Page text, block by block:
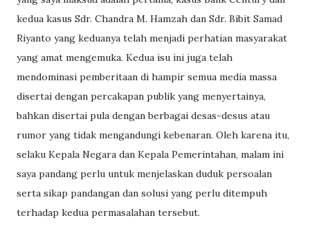
kedua kasus Sdr. Chandra M. Hamzah dan Sdr. Bibit Samad
Riyanto yang keduanya telah menjadi perhatian masyarakat
yang amat mengemuka. Kedua isu ini juga telah
mendominasi pemberitaan di hampir semua media massa
disertai dengan percakapan publik yang menyertainya,
bahkan disertai pula dengan berbagai desas-desus atau
rumor yang tidak mengandungi kebenaran. Oleh karena itu,
selaku Kepala Negara dan Kepala Pemerintahan, malam ini
saya pandang perlu untuk menjelaskan duduk persoalan
serta sikap pandangan dan solusi yang perlu ditempuh
terhadap kedua permasalahan tersebut.